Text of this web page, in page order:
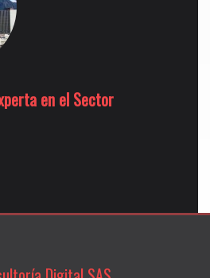
en el Sector